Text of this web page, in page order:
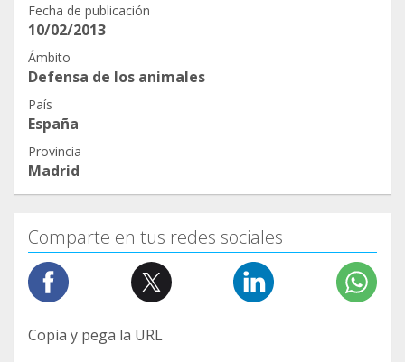
Fecha de publicación
10/02/2013
Ámbito
Defensa de los animales
País
España
Provincia
Madrid
Comparte en tus redes sociales
Copia y pega la URL